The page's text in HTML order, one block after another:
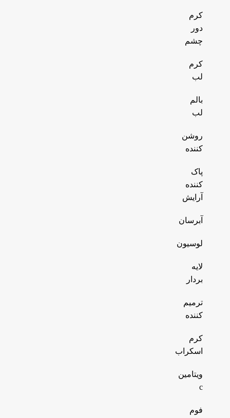
کرم
دور
چشم
کرم
لب
بالم
لب
روشن
کننده
پاک
کننده
آرایش
آبرسان
لوسیون
لایه
بردار
ترمیم
کننده
کرم
اسکراب
ویتامین
c
فوم